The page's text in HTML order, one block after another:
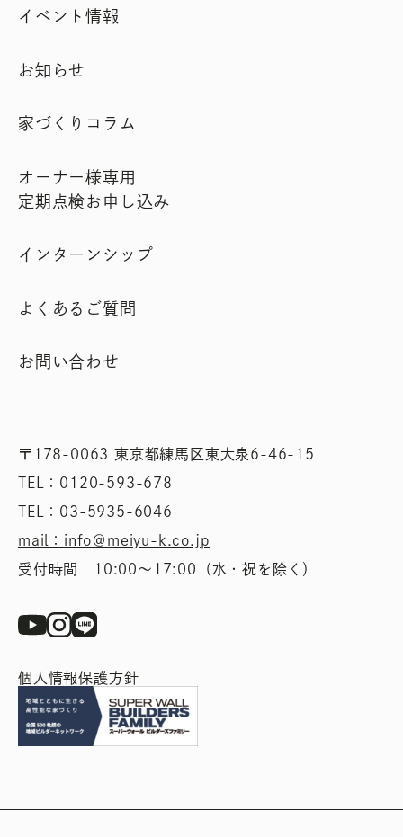
〒178-0063 東京都練馬区東大泉6-46-15
TEL：0120-593-678
TEL：03-5935-6046
mail：info＠meiyu-k.co.jp
受付時間 10:00〜17:00（水・祝を除く）
イベント情報
お知らせ
家づくりコラム
オーナー様専用
定期点検お申し込み
インターンシップ
よくあるご質問
お問い合わせ
個人情報保護方針